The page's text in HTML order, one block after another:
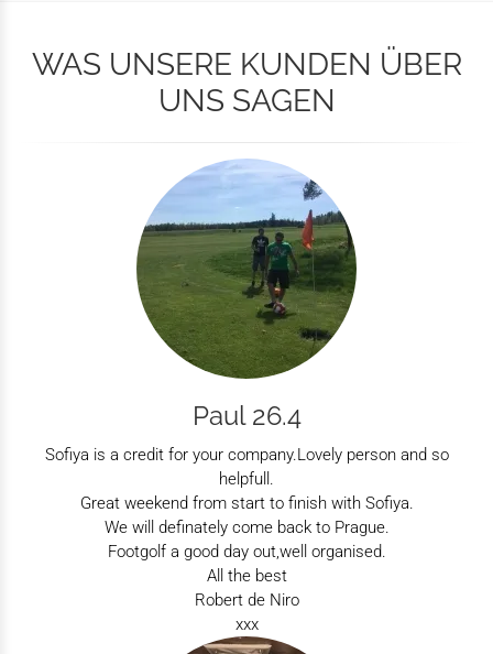
WAS UNSERE KUNDEN ÜBER
UNS SAGEN
Paul 26.4
Sofiya is a credit for your company.Lovely person and so
helpfull.
Great weekend from start to finish with Sofiya.
We will definately come back to Prague.
Footgolf a good day out,well organised.
All the best
Robert de Niro
xxx